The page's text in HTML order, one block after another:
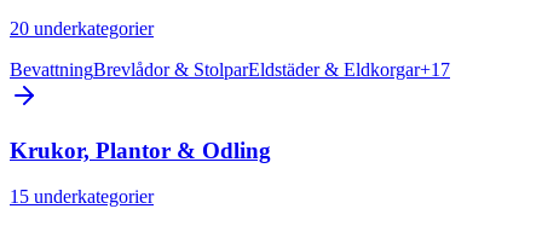
20 underkategorier
BevattningBrevlådor & StolparEldstäder & Eldkorgar+17
Krukor, Plantor & Odling
15 underkategorier